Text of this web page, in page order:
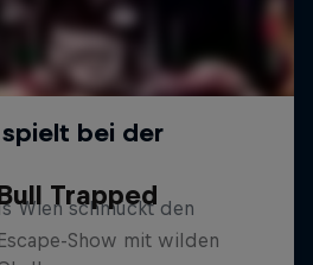
Trapped
Show mit wilden